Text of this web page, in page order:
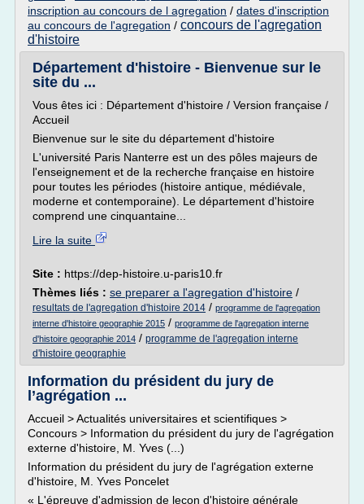
inscription au concours de l agregation / dates d'inscription
au concours de l'agregation / concours de l'agregation
d'histoire
Département d'histoire - Bienvenue sur le
site du ...
Vous êtes ici : Département d'histoire / Version française /
Accueil
Bienvenue sur le site du département d'histoire
L'université Paris Nanterre est un des pôles majeurs de
l'enseignement et de la recherche française en histoire
pour toutes les périodes (histoire antique, médiévale,
moderne et contemporaine). Le département d'histoire
comprend une cinquantaine...
Lire la suite
Site : https://dep-histoire.u-paris10.fr
Thèmes liés : se preparer a l'agregation d'histoire /
resultats de l'agregation d'histoire 2014 / programme de l'agregation
interne d'histoire geographie 2015 / programme de l'agregation interne
d'histoire geographie 2014 / programme de l'agregation interne
d'histoire geographie
Information du président du jury de
l’agrégation ...
Accueil > Actualités universitaires et scientifiques >
Concours > Information du président du jury de l'agrégation
externe d'histoire, M. Yves (...)
Information du président du jury de l'agrégation externe
d'histoire, M. Yves Poncelet
« L'épreuve d'admission de leçon d'histoire générale